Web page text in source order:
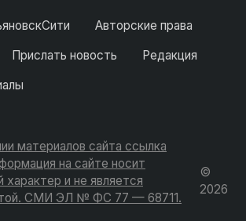
Авторские права
Прислать новость
Редакция
материалов сайта ссылка
на сайте носит
и не является
СМИ ЭЛ № ФС 77 — 68711.
©
2026